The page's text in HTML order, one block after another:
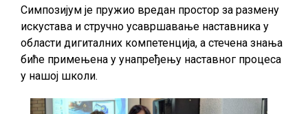
Симпозијум је пружио вредан простор за размену
искустава и стручно усавршавање наставника у
области дигиталних компетенција, а стечена знања
биће примењена у унапређењу наставног процеса
у нашој школи.